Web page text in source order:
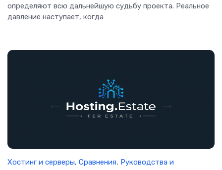
определяют всю дальнейшую судьбу проекта. Реальное
давление наступает, когда
Хостинг и серверы, Сравнения, Руководства и